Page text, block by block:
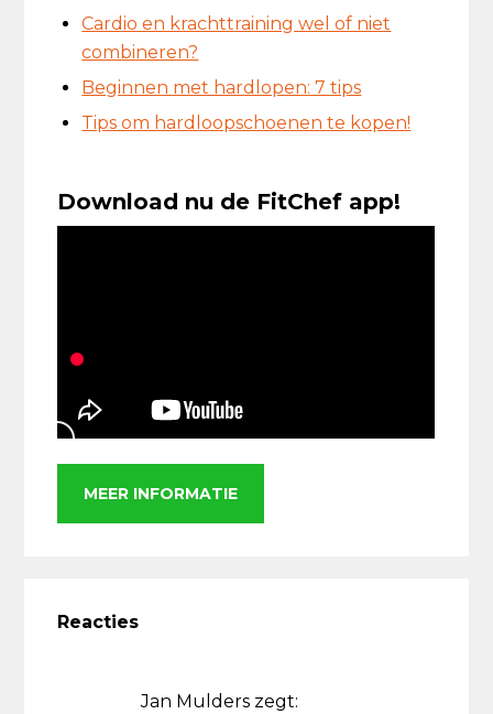
Cardio en krachttraining wel of niet
combineren?
Beginnen met hardlopen: 7 tips
Tips om hardloopschoenen te kopen!
Download nu de FitChef app!
MEER INFORMATIE
Interacties
Reacties
Jan Mulders zegt: